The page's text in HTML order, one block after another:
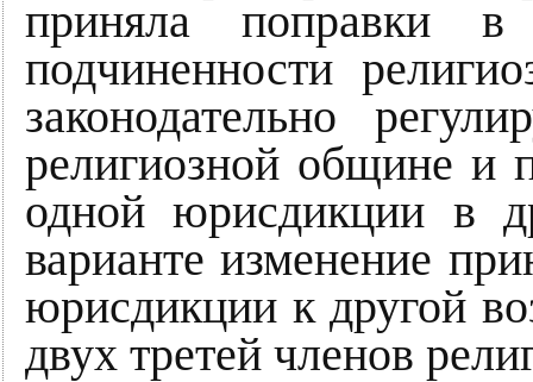
приняла поправки
подчиненности
законодательно
религиозной общине и
одной юрисдикции в
варианте изменение
юрисдикции к другой
двух третей членов